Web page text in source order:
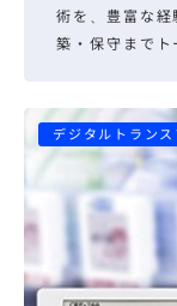
術を、豊富な
築・保守までト
デジタルトランス